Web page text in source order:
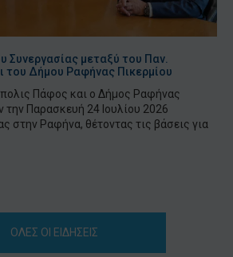
Συνεργασίας μεταξύ του Παν.
του Δήμου Ραφήνας Πικερμίου
Πάφος και ο Δήμος Ραφήνας
την Παρασκευή 24 Ιουλίου 2026
στην Ραφήνα, θέτοντας τις βάσεις για
ΟΛΕΣ ΟΙ ΕΙΔΗΣΕΙΣ